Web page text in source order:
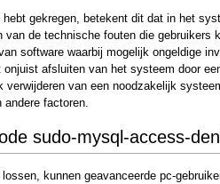
gekregen, betekent dit dat in het
de technische fouten die gebruikers
software waarbij mogelijk ongeldige
afsluiten van het systeem door
verwijderen van een noodzakelijk
factoren.
sudo-mysql-access-
kunnen geavanceerde pc-